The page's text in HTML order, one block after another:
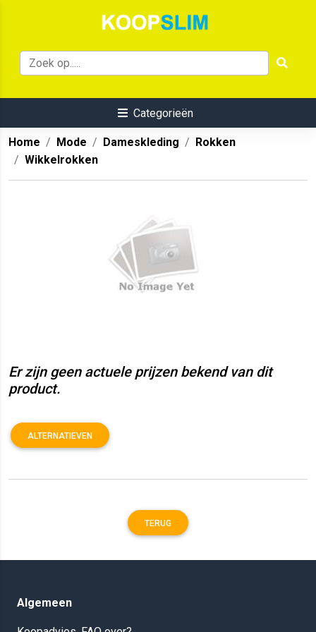
Categorieën
Home Mode Dameskleding
Rokken
Wikkelrokken
Er zijn geen actuele prijzen bekend van dit
product.
ALTERNATIEVEN
TERUG
Algemeen